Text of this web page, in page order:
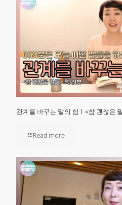
관계를 바꾸는 말의 힘ㅣ<참 괜찮은
Read more